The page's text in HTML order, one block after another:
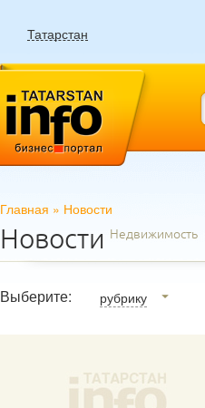
Татарстан
Главная » Новости
Новости Недвижимость
Выберите: рубрику